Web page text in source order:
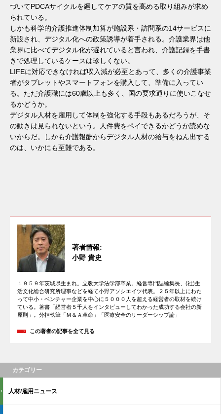
づいてPDCAサイクルを廻してケアの質を高める取り組みが求め
られている。
しかも科学的介護推進体制加算が施設系・訪問系の14サービスに
新設され、デジタル化への政策誘導が着手される。介護業界は他
業界に比べてデジタル化が遅れていると言われ、介護記録を手書
きで処理しているケースは珍しくない。
LIFEに対応できなければ収入減が必至とあって、多くの介護事業
者がタブレットやスマートフォンを購入して、準備に入ってい
る。ただ介護職には60歳以上も多く、国の要求通りに使いこなせ
るかどうか。
デジタル人材を雇用して体制を強化する手段もあるだろうが、そ
の動きは見られないという。人件費をペイできるかどうか読めな
いからだ。しかも介護報酬からデジタル人材の給与をねん出する
のは、いかにも至難である。
著者情報:
小野 貴史
１９５９年茨城県生まれ。立教大学法学部卒業。経営専門誌編集長、(社)生
活文化総合研究所理事などを経て小野アソシエイツ代表。２５年以上にわた
って中小・ベンチャー企業を中心に５０００人を超える経営者の取材を続け
ている。著書「経営者５千人をインタビューしてわかった成功する会社の新
原則」。分担執筆「Ｍ＆Ａ革命」「医療安全のリーダーシップ論」
この著者の記事を全て見る
カテゴリー
人材/雇用ニュース